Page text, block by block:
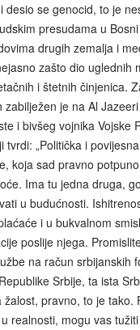
desio se genocid, to je
presudama u
drugih zemalja i
zašto dio uglednih
i štetnih činjenica.
zabilježen je na Al
i bivšeg vojnika Vojske
tvrdi: „Politička i
koja sad pravno
Ima tu jedna druga,
u budućnosti.
i u bukvalnom
poslije njega.
na račun srbijanskih
Srbije, ta ista
žalost, pravno, to je tako.
realnosti, mogu vas